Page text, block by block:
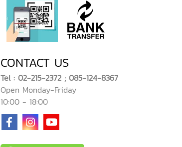
CONTACT US
Tel : 02-215-2372 ; 085-124-8367
Open Monday-Friday
10:00 - 18:00